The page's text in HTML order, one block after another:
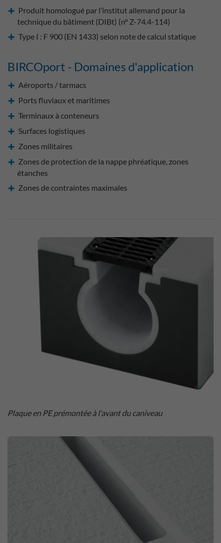
Produit homologué par l’institut allemand pour la
technique du bâtiment (DIBt) (n° Z-74.4-114)
Type I : F 900 (EN 1433) selon note de calcul statique
BIRCOport - Domaines d'application
Aéroports / tarmacs
Ports fluviaux et maritimes
Terminaux à conteneurs
Surfaces logistiques
Zones militaires
Zones de protection de la nappe phréatique, zones
étanches
Zones de contraintes maximales
Plaque en PE prémontée à l'avant du caniveau